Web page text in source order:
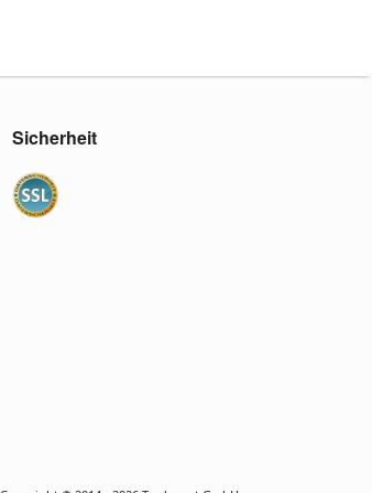
Sicherheit